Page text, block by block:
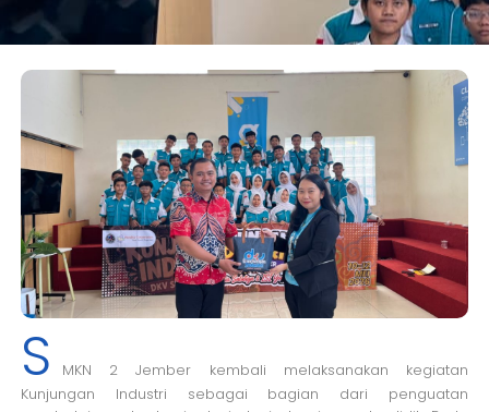
S
MKN 2 Jember kembali melaksanakan kegiatan
Kunjungan Industri sebagai bagian dari penguatan